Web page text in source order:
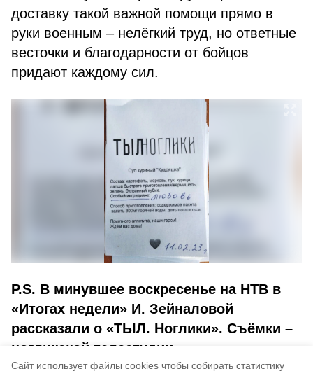
Cайт использует файлы cookies чтобы собирать статистику
доставку такой важной помощи прямо в
руки военным – нелёгкий труд, но ответные
весточки и благодарности от бойцов
придают каждому сил.
Р.S. В минувшее воскресенье на НТВ в
«Итогах недели» И. Зейналовой
рассказали о «ТЫЛ. Ноглики». Съёмки –
ногликской телестудии.